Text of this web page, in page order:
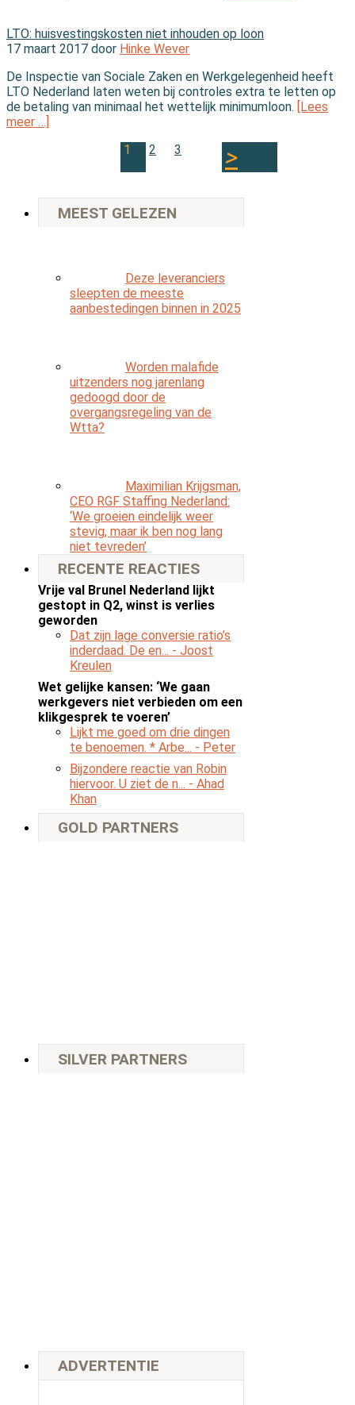
LTO: huisvestingskosten niet inhouden op loon
17 maart 2017 door Hinke Wever
De Inspectie van Sociale Zaken en Werkgelegenheid heeft
LTO Nederland laten weten bij controles extra te letten op
de betaling van minimaal het wettelijk minimumloon.
[Lees
meer …]
1
2 3
MEEST GELEZEN
Deze leveranciers
sleepten de meeste
aanbestedingen binnen in 2025
Worden malafide
uitzenders nog jarenlang
gedoogd door de
overgangsregeling van de
Wtta?
Maximilian Krijgsman,
CEO RGF Staffing Nederland:
‘We groeien eindelijk weer
stevig, maar ik ben nog lang
niet tevreden’
RECENTE REACTIES
Vrije val Brunel Nederland lijkt
gestopt in Q2, winst is verlies
geworden
Dat zijn lage conversie ratio’s
inderdaad. De en... - Joost
Kreulen
Wet gelijke kansen: ‘We gaan
werkgevers niet verbieden om een
klikgesprek te voeren’
Lijkt me goed om drie dingen
te benoemen. * Arbe... - Peter
Bijzondere reactie van Robin
hiervoor. U ziet de n... - Ahad
Khan
GOLD PARTNERS
SILVER PARTNERS
ADVERTENTIE